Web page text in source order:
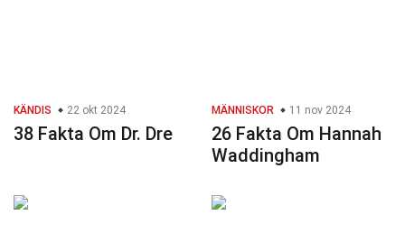
KÄNDIS 22 okt 2024
38 Fakta Om Dr. Dre
MÄNNISKOR 11 nov 2024
26 Fakta Om Hannah
Waddingham